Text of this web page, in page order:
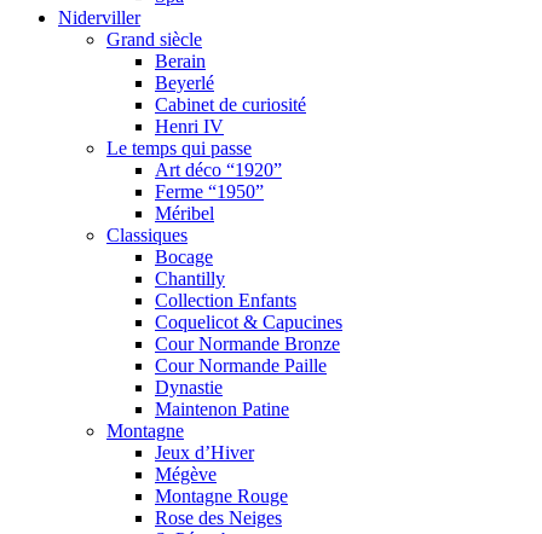
Niderviller
Grand siècle
Berain
Beyerlé
Cabinet de curiosité
Henri IV
Le temps qui passe
Art déco “1920”
Ferme “1950”
Méribel
Classiques
Bocage
Chantilly
Collection Enfants
Coquelicot & Capucines
Cour Normande Bronze
Cour Normande Paille
Dynastie
Maintenon Patine
Montagne
Jeux d’Hiver
Mégève
Montagne Rouge
Rose des Neiges